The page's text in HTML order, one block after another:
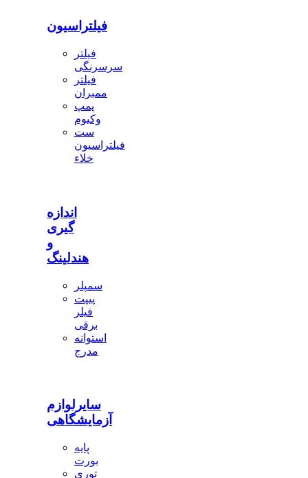
فیلتراسیون
فیلتر
سرسرنگی
فیلتر
ممبران
پمپ
وکیوم
ست
فیلتراسیون
خلاء
اندازه
گیری
و
هندلینگ
سمپلر
پیپت
فیلر
برقی
استوانه
مدرج
سایرلوازم
آزمایشگاهی
پایه
بورت
توری